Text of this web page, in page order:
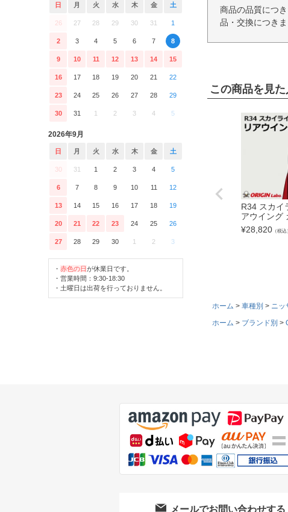
日 月 火 水 木 金 土
26 27 28 29 30 31 1
2 3 4 5 6 7 8
9 10 11 12 13 14 15
16 17 18 19 20 21 22
23 24 25 26 27 28 29
30 31 1 2 3 4 5
2026年9月
日 月 火 水 木 金 土
30 31 1 2 3 4 5
6 7 8 9 10 11 12
13 14 15 16 17 18 19
20 21 22 23 24 25 26
27 28 29 30 1 2 3
・ 赤色の日が休業日です。
・営業時間：9:30-18:30
・土曜日は出荷を行っておりません。
商品の品質につ
品・交換につき
この商品を見
R34 スカイ
アウイング
¥28,820 （税込）
ホーム 車種別 ニッ
ホーム
ブランド別
メールでお問い合わせする